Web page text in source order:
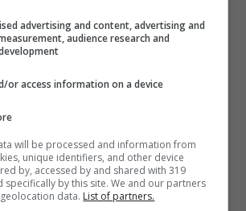
coloro che saranno scelti,
presso la città diModena
Romagna, e nella città di
trova, invece, in Veneto.
advertising and content, advertising and
audience research and
or access information on a device
will be processed and information from
unique identifiers, and other device
by, accessed by and shared with 319
specifically by this site. We and our partners
data. List of partners.